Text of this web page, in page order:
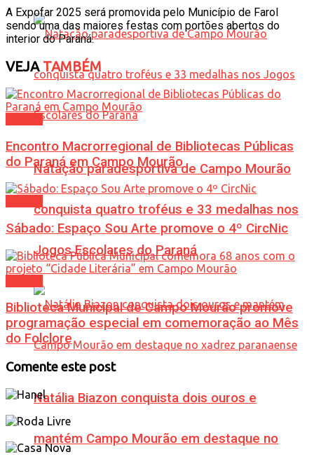
Natação paradesportiva de Campo Mourão
conquista quatro troféus e 33 medalhas nos
Jogos Escolares do Paraná
Natália Biazon conquista dois ouros e
mantém Campo Mourão em destaque no
A Expofar 2025 será promovida pelo Município de Farol
sendo uma das maiores festas com portões abertos do
interior do Paraná.
VEJATAMBÉM
Encontro Macrorregional de Bibliotecas Públicas
do Paraná em Campo Mourão
Sábado: Espaço Sou Arte promove o 4º CircNic
Biblioteca Municipal de Campo Mourão promove
programação especial em comemoração ao Mês
do Folclore
Comente este post